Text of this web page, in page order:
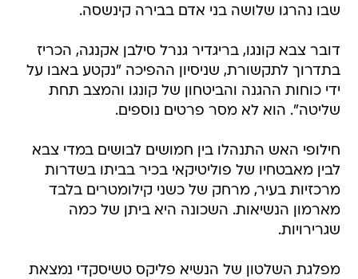
שבו נהרגו שלושה בני אדם בבירה קינשסה.
דובר צבא קונגו, בריגדיר גנרל סילבן אקנגה, הכריז
בתדרוך לתקשורת, שניסיון ההפיכה "נקטע באבו על
ידי כוחות ההגנה והביטחון של קונגו והמצב תחת
שליטה". הוא לא מסר פרטים נוספים.
חילופי האש התנהלו בין חמושים לבושים במדי צבא
לבין מאבטחיו של פוליטיקאי בכיר בביתו בשדרות
מרכזיות בעיר, מרחק של כשני קילומטרים בלבד
מארמון הנשיאות. השכונה היא ביתן של כמה
שגרירויות.
מפלגת השלטון של הנשיא פליקס טשיסקדי נמצאת